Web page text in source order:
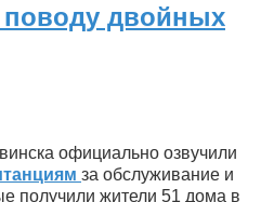
поводу двойных
официально озвучили
за обслуживание и
получили жители 51 дома в